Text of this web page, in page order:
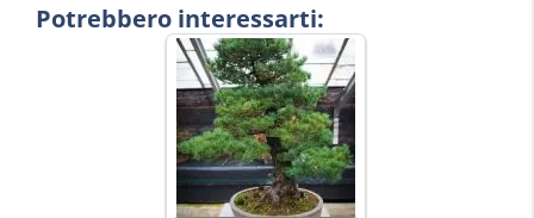
Potrebbero interessarti: